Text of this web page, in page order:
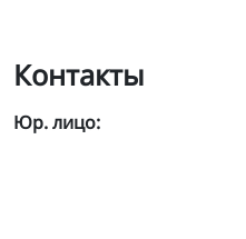
Контакты
Юр. лицо: